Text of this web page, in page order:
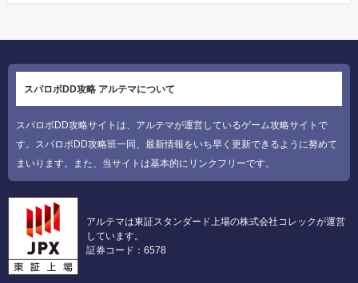
スパロボDD攻略 アルテマについて
スパロボDD攻略サイトは、アルテマが運営しているゲーム攻略サイトで
す。スパロボDD攻略班一同、最新情報をいち早く更新できるように努めて
まいります。また、当サイトは基本的にリンクフリーです。
アルテマは東証スタンダード上場の株式会社コレックが運営
しています。
証券コード：6578